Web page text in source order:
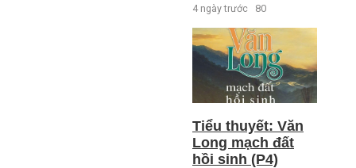
4 ngày trước 80
Tiểu thuyết: Văn
Long mạch đất
hồi sinh (P4)